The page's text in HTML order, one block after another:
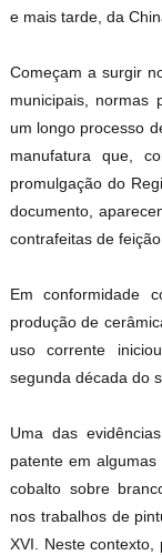
e mais tarde, da
Começam a surgir
municipais, normas
um longo processo
manufatura que,
promulgação do
documento,
contrafeitas de
Em conformidade
produção de
uso corrente
segunda década do
Uma das
patente em
cobalto sobre
nos trabalhos de
XVI. Neste